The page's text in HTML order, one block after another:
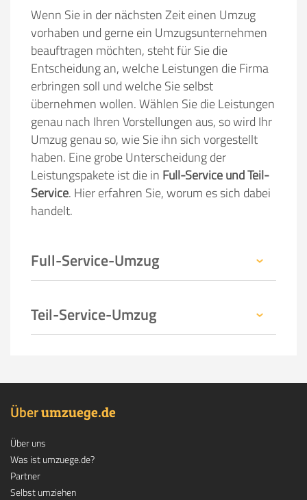
Wenn Sie in der nächsten Zeit einen Umzug
vorhaben und gerne ein Umzugsunternehmen
beauftragen möchten, steht für Sie die
Entscheidung an, welche Leistungen die Firma
erbringen soll und welche Sie selbst
übernehmen wollen. Wählen Sie die Leistungen
genau nach Ihren Vorstellungen aus, so wird Ihr
Umzug genau so, wie Sie ihn sich vorgestellt
haben. Eine grobe Unterscheidung der
Leistungspakete ist die in Full-Service und Teil-
Service. Hier erfahren Sie, worum es sich dabei
handelt.
Full-Service-Umzug
Teil-Service-Umzug
Überumzuege.de
Über uns
Was ist umzuege.de?
Partner
Selbst umziehen